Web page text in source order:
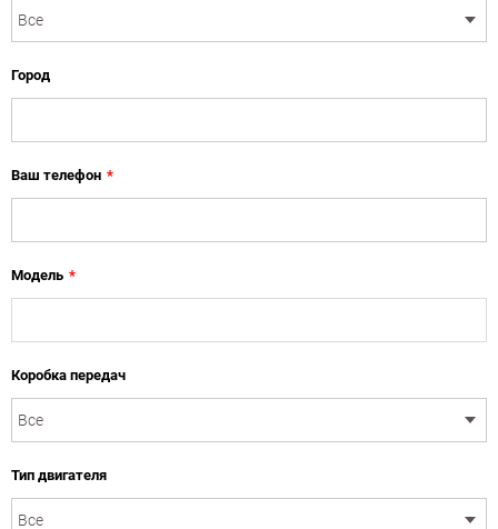
Город
Ваш телефон *
Модель *
Коробка передач
Тип двигателя